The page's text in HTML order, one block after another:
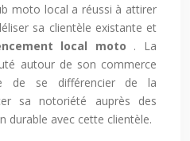
moto local a réussi à attirer
sa clientèle existante et
local moto . La
autour de son commerce
de se différencier de la
sa notoriété auprès des
durable avec cette clientèle.